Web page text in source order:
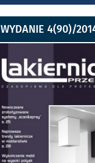
WYDANIE 4(90)/